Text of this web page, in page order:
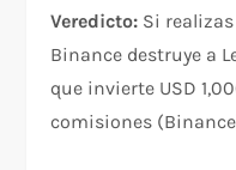
Veredicto: Si
Binance destruye a
que invierte USD
comisiones